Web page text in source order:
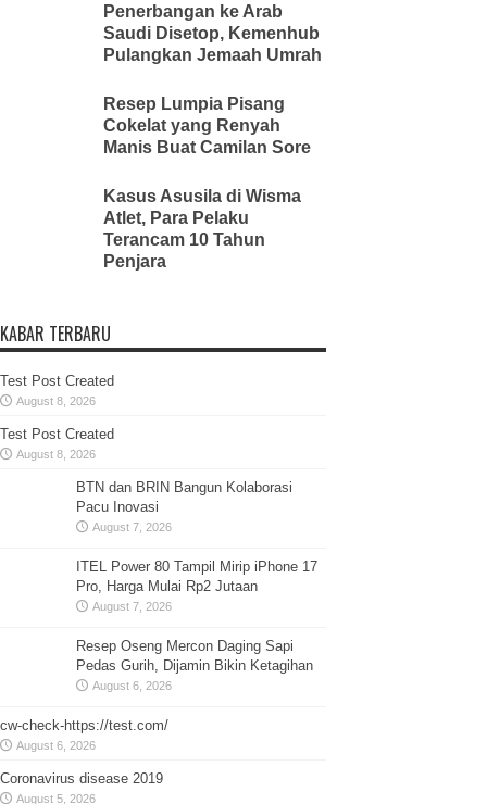
Penerbangan ke Arab
Saudi Disetop, Kemenhub
Pulangkan Jemaah Umrah
Resep Lumpia Pisang
Cokelat yang Renyah
Manis Buat Camilan Sore
Kasus Asusila di Wisma
Atlet, Para Pelaku
Terancam 10 Tahun
Penjara
KABAR TERBARU
Test Post Created
August 8, 2026
Test Post Created
August 8, 2026
BTN dan BRIN Bangun Kolaborasi
Pacu Inovasi
August 7, 2026
ITEL Power 80 Tampil Mirip iPhone 17
Pro, Harga Mulai Rp2 Jutaan
August 7, 2026
Resep Oseng Mercon Daging Sapi
Pedas Gurih, Dijamin Bikin Ketagihan
August 6, 2026
cw-check-https://test.com/
August 6, 2026
Coronavirus disease 2019
August 5, 2026